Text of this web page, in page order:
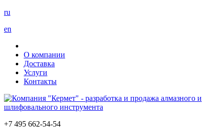
ru
en
О компании
Доставка
Услуги
Контакты
+7 495 662-54-54